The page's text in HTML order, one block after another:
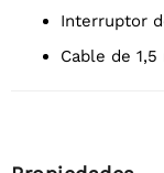
Interruptor
Cable de